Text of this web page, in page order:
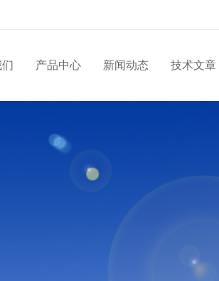
产品中心 新闻动态 技术文章